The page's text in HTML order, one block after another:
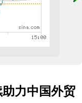
力中国外贸